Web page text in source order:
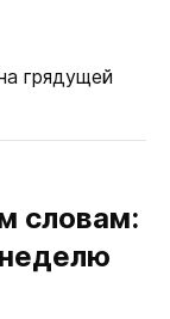
грядущей
словам: